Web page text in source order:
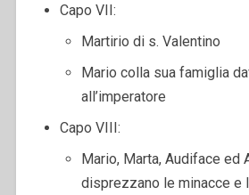
Capo VII:
Martirio di s. Valentino
Mario colla sua famiglia
all’imperatore
Capo VIII:
Mario, Marta, Audiface ed
disprezzano le minacce e